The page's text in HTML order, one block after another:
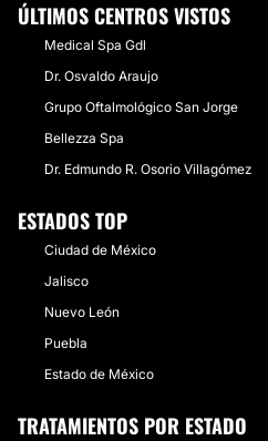
ÚLTIMOS CENTROS VISTOS
Medical Spa Gdl
Dr. Osvaldo Araujo
Grupo Oftalmológico San Jorge
Bellezza Spa
Dr. Edmundo R. Osorio Villagómez
ESTADOS TOP
Ciudad de México
Jalisco
Nuevo León
Puebla
Estado de México
TRATAMIENTOS POR ESTADO